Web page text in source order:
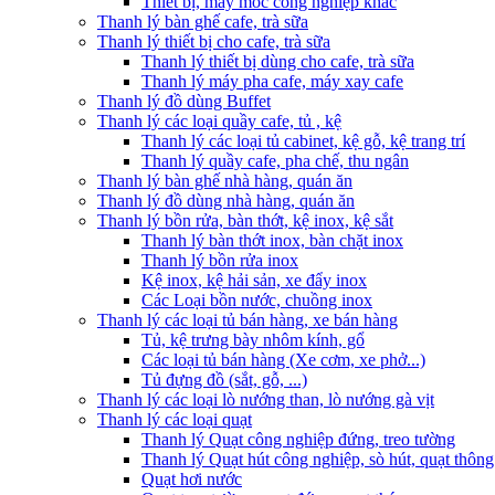
Thanh lý bàn ghế cafe, trà sữa
Thanh lý thiết bị cho cafe, trà sữa
Thanh lý thiết bị dùng cho cafe, trà sữa
Thanh lý máy pha cafe, máy xay cafe
Thanh lý đồ dùng Buffet
Thanh lý các loại quầy cafe, tủ , kệ
Thanh lý các loại tủ cabinet, kệ gỗ, kệ trang trí
Thanh lý quầy cafe, pha chế, thu ngân
Thanh lý bàn ghế nhà hàng, quán ăn
Thanh lý đồ dùng nhà hàng, quán ăn
Thanh lý bồn rửa, bàn thớt, kệ inox, kệ sắt
Thanh lý bàn thớt inox, bàn chặt inox
Thanh lý bồn rửa inox
Kệ inox, kệ hải sản, xe đẩy inox
Các Loại bồn nước, chuồng inox
Thanh lý các loại tủ bán hàng, xe bán hàng
Tủ, kệ trưng bày nhôm kính, gổ
Các loại tủ bán hàng (Xe cơm, xe phở...)
Tủ đựng đồ (sắt, gỗ, ...)
Thanh lý các loại lò nướng than, lò nướng gà vịt
Thanh lý các loại quạt
Thanh lý Quạt công nghiệp đứng, treo tường
Thanh lý Quạt hút công nghiệp, sò hút, quạt
Quạt hơi nước